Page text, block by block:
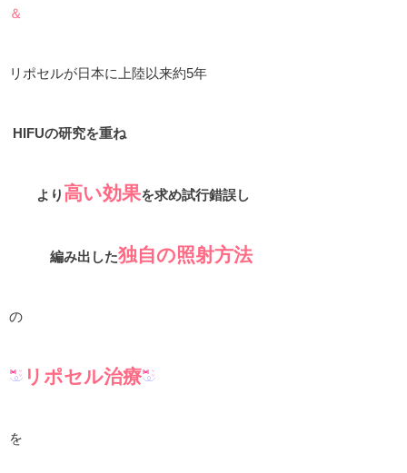
＆
リポセルが日本に上陸以来約5年
HIFUの研究を重ね
より 高い効果を求め試行錯誤し
編み出した独自の照射方法
の
リポセル治療
を